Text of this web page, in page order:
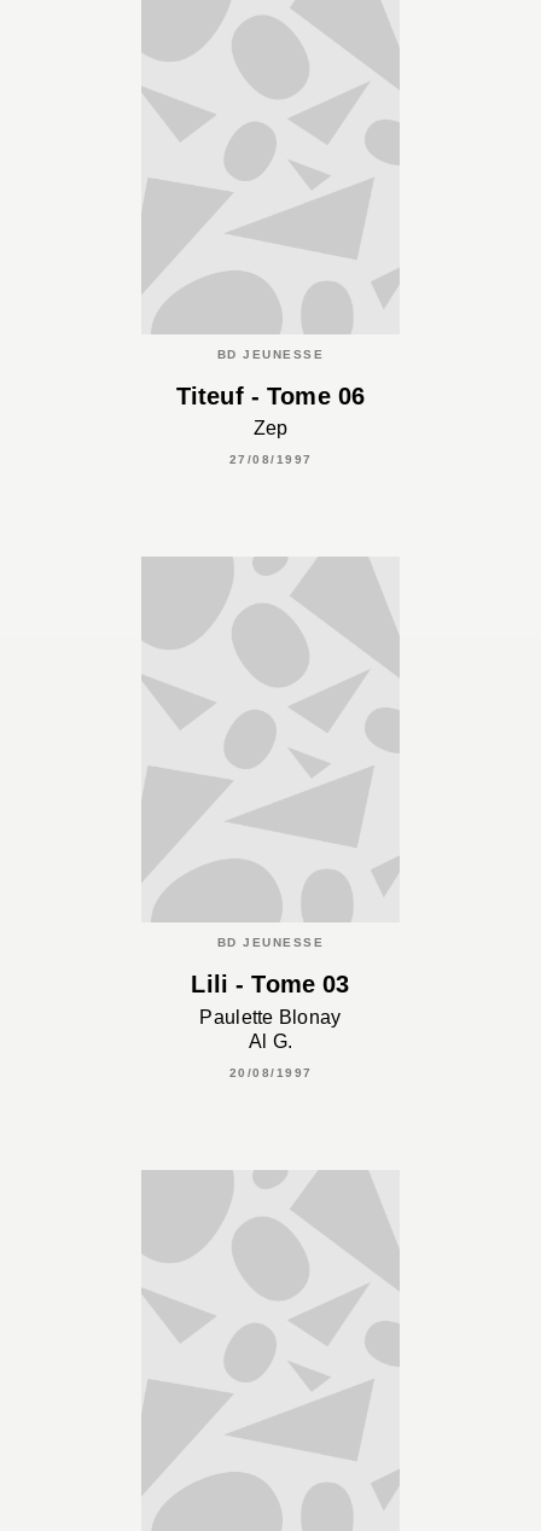
BD JEUNESSE
Titeuf - Tome 06
Zep
27/08/1997
BD JEUNESSE
Lili - Tome 03
Paulette Blonay
Al G.
20/08/1997